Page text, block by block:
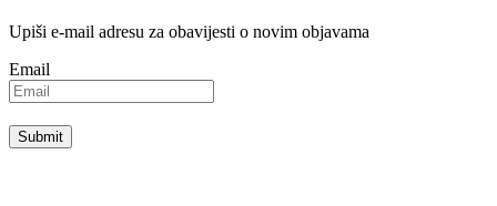
Upiši e-mail adresu za obavijesti o novim objavama
Email